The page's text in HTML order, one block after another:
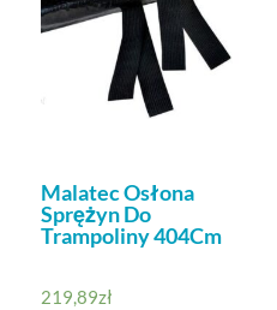
Malatec Osłona
Sprężyn Do
Trampoliny 404Cm
219,89zł